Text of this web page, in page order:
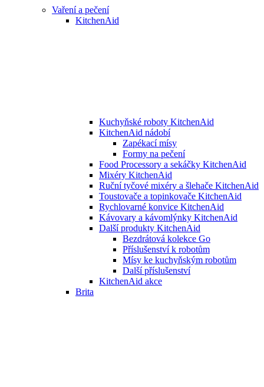
Vaření a pečení
KitchenAid
Kuchyňské roboty KitchenAid
KitchenAid nádobí
Zapékací mísy
Formy na pečení
Food Processory a sekáčky KitchenAid
Mixéry KitchenAid
Ruční tyčové mixéry a šlehače KitchenAid
Toustovače a topinkovače KitchenAid
Rychlovarné konvice KitchenAid
Kávovary a kávomlýnky KitchenAid
Další produkty KitchenAid
Bezdrátová kolekce Go
Příslušenství k robotům
Mísy ke kuchyňským robotům
Další příslušenství
KitchenAid akce
Brita